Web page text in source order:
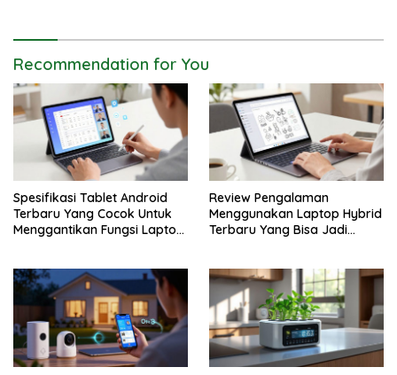
Recommendation for You
Spesifikasi Tablet Android
Terbaru Yang Cocok Untuk
Menggantikan Fungsi Laptop
Review Pengalaman
Menggunakan Laptop Hybrid
Terbaru Yang Bisa Jadi